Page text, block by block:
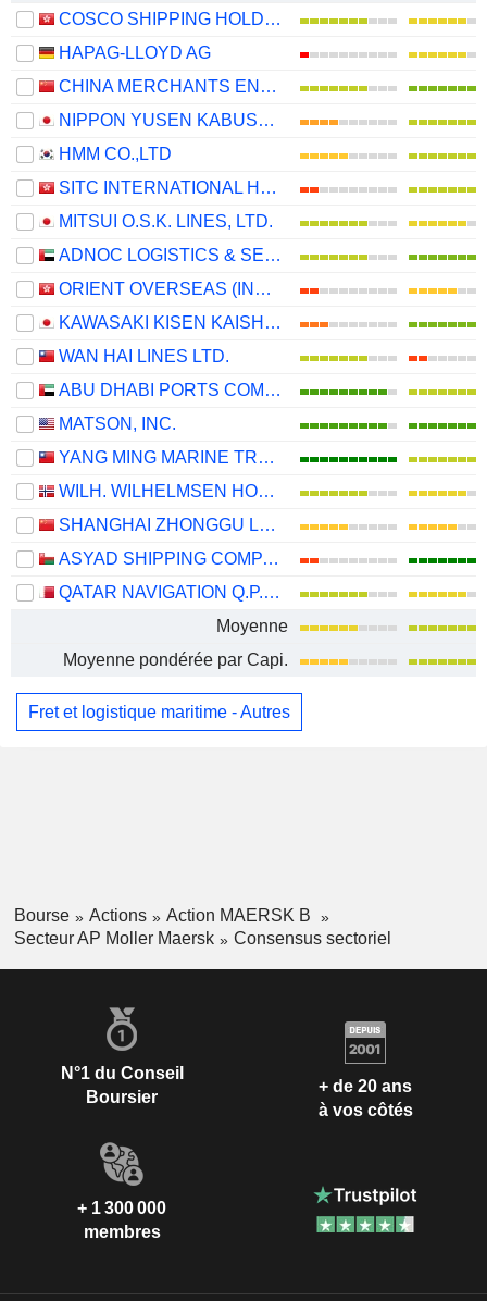
COSCO SHIPPING HOLDINGS CO., LTD.
HAPAG-LLOYD AG
CHINA MERCHANTS ENERGY SHIPPING CO., LTD.
NIPPON YUSEN KABUSHIKI KAISHA
HMM CO.,LTD
SITC INTERNATIONAL HOLDINGS COMPANY LIMITED
MITSUI O.S.K. LINES, LTD.
ADNOC LOGISTICS & SERVICES PLC
ORIENT OVERSEAS (INTERNATIONAL) LIMITED
KAWASAKI KISEN KAISHA, LTD.
WAN HAI LINES LTD.
ABU DHABI PORTS COMPANY
MATSON, INC.
YANG MING MARINE TRANSPORT CORPORATION
WILH. WILHELMSEN HOLDING ASA
SHANGHAI ZHONGGU LOGISTICS CO., LTD.
ASYAD SHIPPING COMPANY SAOG
QATAR NAVIGATION Q.P.S.C.
Moyenne
Moyenne pondérée par Capi.
Fret et logistique maritime - Autres
Bourse Actions
Action MAERSK B
Secteur AP Moller Maersk
Consensus sectoriel
N°1 du Conseil
Boursier
+ de 20 ans
à vos côtés
+ 1 300 000
membres